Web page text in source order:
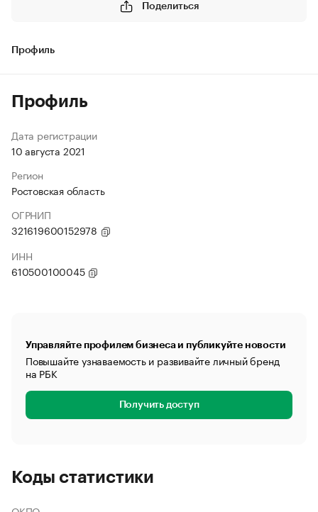
Поделиться
Профиль
Профиль
Дата регистрации
10 августа 2021
Регион
Ростовская область
ОГРНИП
321619600152978
ИНН
610500100045
Управляйте профилем бизнеса и публикуйте новости
Повышайте узнаваемость и развивайте личный бренд
на РБК
Получить доступ
Коды статистики